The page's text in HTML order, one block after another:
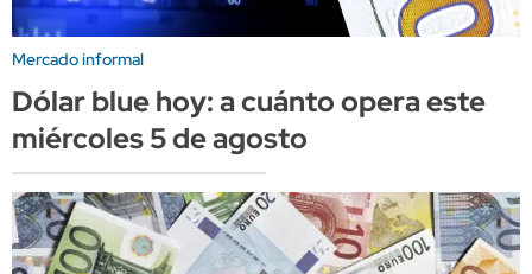
Mercado informal
Dólar blue hoy: a cuánto opera este
miércoles 5 de agosto